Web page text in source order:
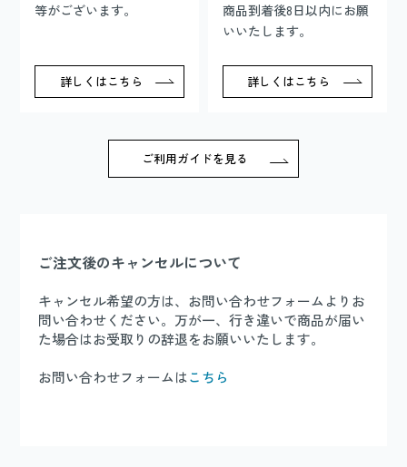
等がございます。
詳しくはこちら
商品到着後8日以内にお願
いいたします。
詳しくはこちら
ご利用ガイドを見る
ご注文後のキャンセルについて
キャンセル希望の方は、お問い合わせフォームよりお
問い合わせください。万が一、行き違いで商品が届い
た場合はお受取りの辞退をお願いいたします。
お問い合わせフォームはこちら